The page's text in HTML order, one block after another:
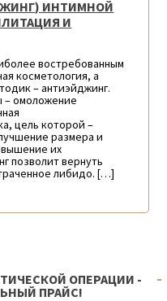
ИНТИМНОЙ
И
востребованным
косметология, а
– антиэйджинг.
– омоложение
цель которой –
размера и
их
позволит вернуть
либидо. […]
ОПЕРАЦИИ -
ПРАЙС!